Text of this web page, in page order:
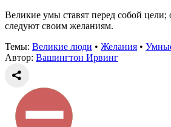
Великие умы ставят перед собой цели;
следуют своим желаниям.
Темы: Великие люди • Желания •
Автор: Вашингтон Ирвинг